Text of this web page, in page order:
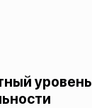
уровень